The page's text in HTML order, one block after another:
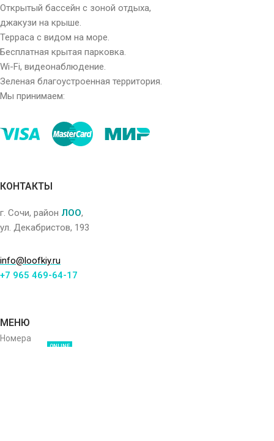
Открытый бассейн с зоной отдыха,
джакузи на крыше.
Терраса с видом на море.
Бесплатная крытая парковка.
Wi-Fi, видеонаблюдение.
Зеленая благоустроенная территория.
Мы принимаем:
КОНТАКТЫ
г. Сочи, район ЛОО,
ул. Декабристов, 193
info@loofkiy.ru
+7 965 469-64-17
МЕНЮ
Номера
ONLINE